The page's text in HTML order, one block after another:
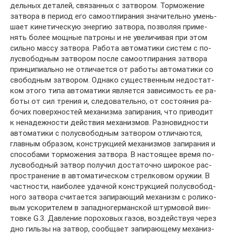
дель­ных де­та­лей, свя­зан­ных с за­тво­ром. Тор­мо­же­ние
за­тво­ра в пе­ри­од его са­мо­от­пи­ра­ния зна­чи­тель­но умень­
ша­ет ки­не­ти­че­скую энер­гию за­тво­ра, по­зво­ляя при­ме­
нять бо­лее мощ­ные па­тро­ны и не уве­ли­чи­вая при этом
силь­но мас­су за­тво­ра. Ра­бо­та ав­то­ма­ти­ки сис­тем с по­
лу­сво­бод­ным за­тво­ром по­сле са­мо­от­пи­ра­ния за­тво­ра
прин­ци­пи­аль­но не от­ли­ча­ет­ся от ра­бо­ты ав­то­ма­ти­ки со
сво­бод­ным за­тво­ром. Од­на­ко су­ще­ст­вен­ным не­дос­тат­
ком это­го ти­па ав­то­ма­ти­ки яв­ля­ет­ся за­ви­си­мость ее ра­
бо­ты от сил тре­ния и, сле­до­ва­тель­но, от со­стоя­ния ра­
бо­чих по­верх­но­стей ме­ха­низ­ма за­пи­ра­ния, что при­во­дит
к не­на­деж­но­сти дей­ст­вия ме­ха­низ­мов. Раз­но­вид­но­сти
ав­то­ма­ти­ки с по­лу­сво­бод­ным за­тво­ром от­ли­ча­ют­ся,
глав­ным об­ра­зом, кон­ст­рук­ци­ей ме­ха­низ­мов за­пи­ра­ния и
спо­со­ба­ми тор­мо­же­ния за­тво­ра. В на­стоя­щее вре­мя по­
лу­сво­бод­ный за­твор по­лу­чил дос­та­точ­но ши­ро­кое рас­
про­стра­не­ние в ав­то­ма­ти­че­ском стрел­ко­вом ору­жии. В
ча­ст­но­сти, наи­бо­лее удач­ной кон­ст­рук­ци­ей по­лу­сво­бод­
но­го за­тво­ра счи­та­ет­ся за­пи­раю­щий ме­ха­низм с ро­ли­ко­
вым ус­ко­ри­те­лем в за­пад­но­гер­ман­ской штур­мо­вой вин­
тов­ке G.3. Дав­ле­ние по­ро­хо­вых га­зов, воз­дей­ст­вуя че­рез
дно гиль­зы на за­твор, со­об­ща­ет за­пи­раю­ще­му ме­ха­низ­